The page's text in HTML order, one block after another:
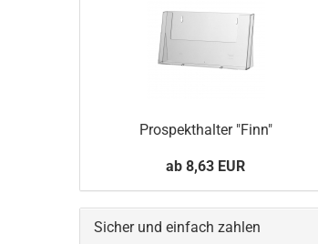
Prospekthalter "Finn"
ab 8,63 EUR
Sicher und einfach zahlen